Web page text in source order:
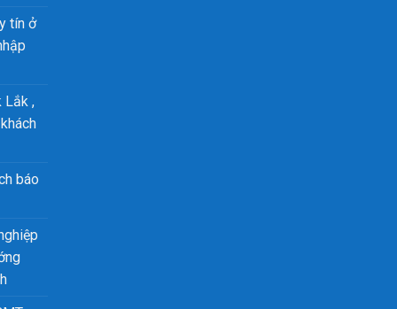
tín ở
Lắk ,
báo